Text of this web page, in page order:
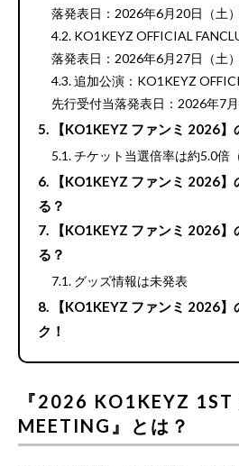
落発表日：2026年6月20日（土
KO1KEYZ OFFICIAL
落発表日：2026年6月27日（土
追加公演：KO1KEYZ
先行受付当落発表日：2026年7
【KO1KEYZ ファンミ 2026】
チケット当選倍率は約5.0倍
【KO1KEYZ ファンミ 2026
る？
【KO1KEYZ ファンミ 2026
る？
グッズ情報は未発表
【KO1KEYZ ファンミ 2026
ク！
『2026 KO1KEYZ 1ST
MEETING』とは？